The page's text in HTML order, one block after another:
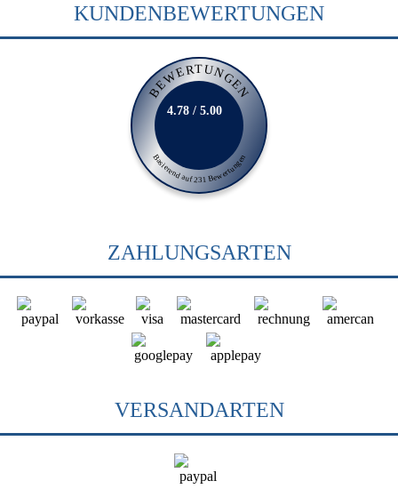
KUNDENBEWERTUNGEN
BEWERTUNGEN
Basierend auf 231 Bewertungen
4.78 / 5.00
ZAHLUNGSARTEN
VERSANDARTEN